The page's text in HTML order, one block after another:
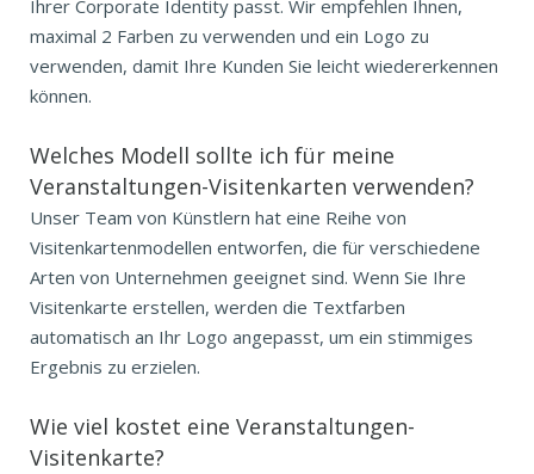
Ihrer Corporate Identity passt. Wir empfehlen Ihnen,
maximal 2 Farben zu verwenden und ein Logo zu
verwenden, damit Ihre Kunden Sie leicht wiedererkennen
können.
Welches Modell sollte ich für meine
Veranstaltungen-Visitenkarten verwenden?
Unser Team von Künstlern hat eine Reihe von
Visitenkartenmodellen entworfen, die für verschiedene
Arten von Unternehmen geeignet sind. Wenn Sie Ihre
Visitenkarte erstellen, werden die Textfarben
automatisch an Ihr Logo angepasst, um ein stimmiges
Ergebnis zu erzielen.
Wie viel kostet eine Veranstaltungen-
Visitenkarte?